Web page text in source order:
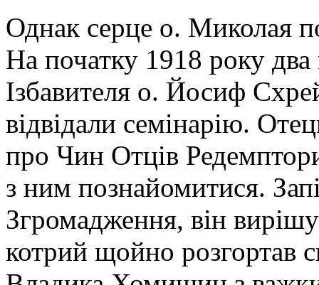
Однак серце о. Миколая
На початку 1918 року
Ізбавителя о. Йосиф
відвідали семінарію.
про Чин Отців
з ним познайомитися.
Згромадження, він
котрий щойно розгортав